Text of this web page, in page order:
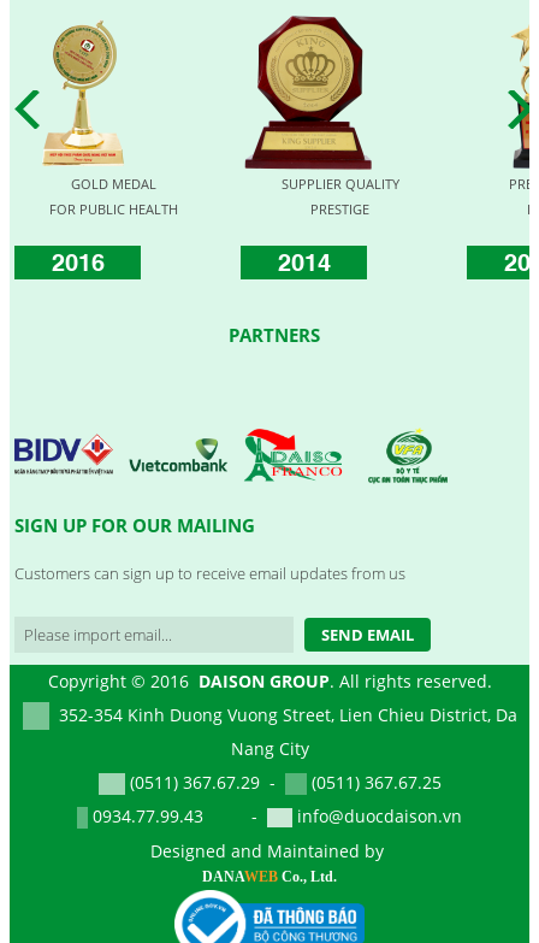
GOLD MEDAL
FOR PUBLIC HEALTH
2016
SUPPLIER QUALITY
PRESTIGE
2014
PARTNERS
SIGN UP FOR OUR MAILING
Customers can sign up to receive email updates from us
SEND EMAIL
Copyright © 2016 DAISON GROUP. All rights reserved.
352-354 Kinh Duong Vuong Street, Lien Chieu District, Da
Nang City
(0511) 367.67.29 -
(0511) 367.67.25
0934.77.99.43 -
info@duocdaison.vn
Designed and Maintained by
DANAWEB Co., Ltd.